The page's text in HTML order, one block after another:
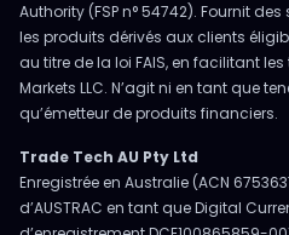
Authority (FSP n° 54742). Fournit
les produits dérivés aux clients
au titre de la loi FAIS, en facilitant
Markets LLC. N’agit ni en tant que
qu’émetteur de produits financiers.
Trade Tech AU Pty Ltd
Enregistrée en Australie (ACN
d’AUSTRAC en tant que Digital